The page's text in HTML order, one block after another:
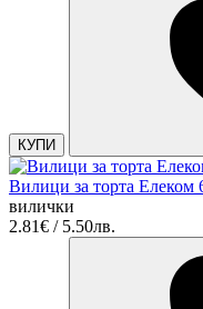
КУПИ
Вилици за торта Елеком
вилички
2.81€ / 5.50лв.